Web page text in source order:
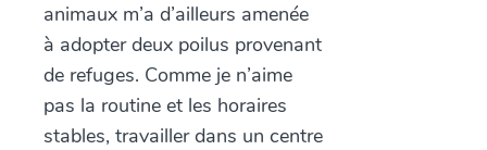
animaux m’a d’ailleurs amenée
à adopter deux poilus provenant
de refuges. Comme je n’aime
pas la routine et les horaires
stables, travailler dans un centre